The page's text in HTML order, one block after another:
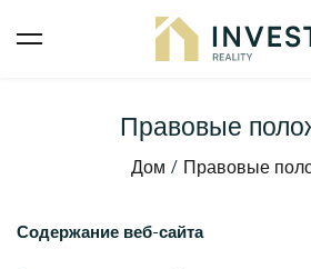
Правовые
Дом Правовые
Содержание веб-сайта